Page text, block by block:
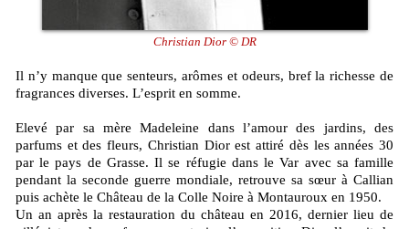
Christian Dior © DR
Il n’y manque que senteurs, arômes et odeurs, bref la richesse de
fragrances diverses. L’esprit en somme.
Elevé par sa mère Madeleine dans l’amour des jardins, des
parfums et des fleurs, Christian Dior est attiré dès les années 30
par le pays de Grasse. Il se réfugie dans le Var avec sa famille
pendant la seconde guerre mondiale, retrouve sa sœur à Callian
puis achète le Château de la Colle Noire à Montauroux en 1950.
Un an après la restauration du château en 2016, dernier lieu de